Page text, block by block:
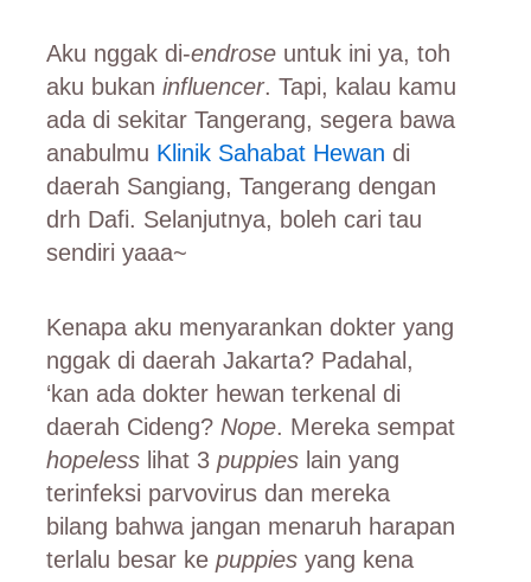
Aku nggak di-endroseuntuk ini ya, toh
aku bukan influencer. Tapi, kalau kamu
ada di sekitar Tangerang, segera bawa
anabulmu Klinik Sahabat Hewan di
daerah Sangiang, Tangerang dengan
drh Dafi. Selanjutnya, boleh cari tau
sendiri yaaa~
Kenapa aku menyarankan dokter yang
nggak di daerah Jakarta? Padahal,
‘kan ada dokter hewan terkenal di
daerah Cideng? Nope. Mereka sempat
hopelesslihat 3puppieslain yang
terinfeksi parvovirus dan mereka
bilang bahwa jangan menaruh harapan
terlalu besar ke puppiesyang kena